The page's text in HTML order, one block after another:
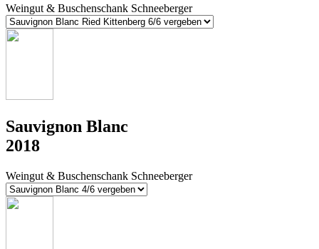
Weingut & Buschenschank Schneeberger
Sauvignon Blanc
2018
Weingut & Buschenschank Schneeberger